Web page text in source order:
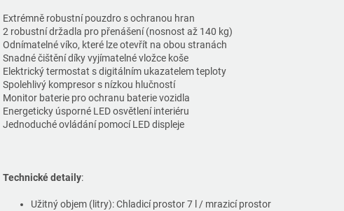
Extrémně robustní pouzdro s ochranou hran
2 robustní držadla pro přenášení (nosnost až 140 kg)
Odnímatelné víko, které lze otevřít na obou stranách
Snadné čištění díky vyjímatelné vložce koše
Elektrický termostat s digitálním ukazatelem teploty
Spolehlivý kompresor s nízkou hlučností
Monitor baterie pro ochranu baterie vozidla
Energeticky úsporné LED osvětlení interiéru
Jednoduché ovládání pomocí LED displeje
Technické detaily:
Užitný objem (litry): Chladicí prostor 7 l / mrazicí prostor